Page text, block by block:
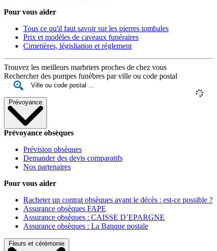
Pour vous aider
Tous ce qu'il faut savoir sur les pierres tombales
Prix et modèles de caveaux funéraires
Cimetières, législiation et réglement
Trouvez les meilleurs marbriers proches de chez vous
Rechercher des pompes funèbres par ville ou code postal
Prévoyance
Prévoyance obsèques
Prévision obsèques
Demander des devis comparatifs
Nos partenaires
Pour vous aider
Racheter un contrat obsèques avant le décès : est-ce possible ?
Assurance obsèques FAPE
Assurance obsèques : CAISSE D’EPARGNE
Assurance obsèques : La Banque postale
Fleurs et cérémonie